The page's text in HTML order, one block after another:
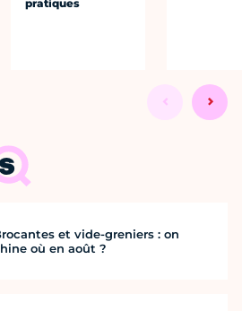
pratiques
et vide-greniers : on
où en août ?